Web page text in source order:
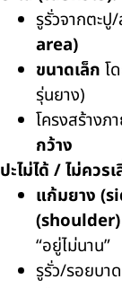
รูรั่วจากตะปู
area)
ขนาดเล็ก โ
รุ่นยาง)
โครงสร้างภ
กว้าง
ปะไม่ได้ / ไม่ควร
แก้มยาง
(shoulder)
“อยู่ไม่นาน”
รูรั่ว/รอยบาด